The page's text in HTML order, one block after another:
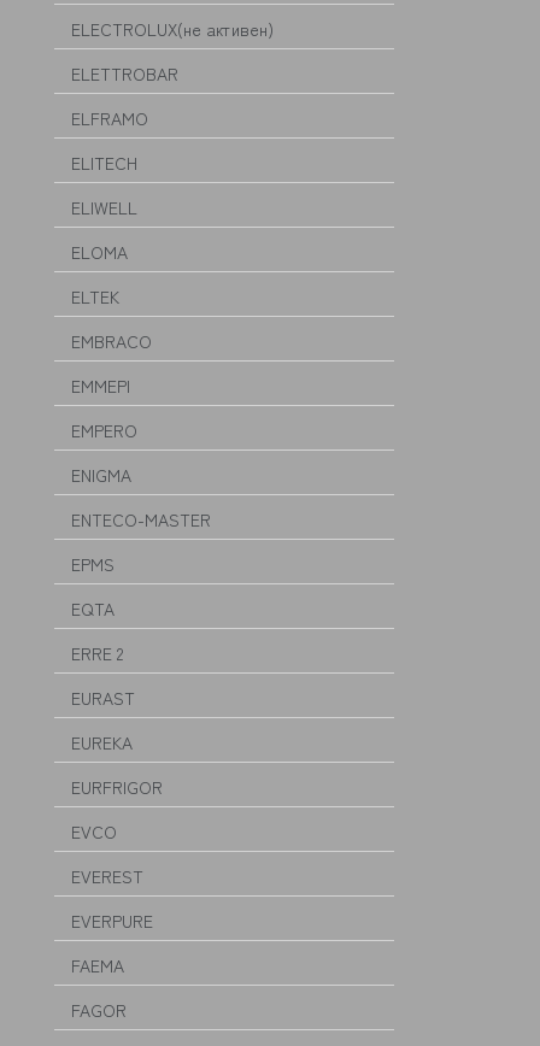
ELECTROLUX(не активен)
ELETTROBAR
ELFRAMO
ELITECH
ELIWELL
ELOMA
ELTEK
EMBRACO
EMMEPI
EMPERO
ENIGMA
ENTECO-MASTER
EPMS
EQTA
ERRE 2
EURAST
EUREKA
EURFRIGOR
EVCO
EVEREST
EVERPURE
FAEMA
FAGOR